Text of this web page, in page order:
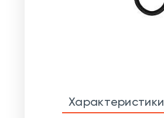
Характеристики